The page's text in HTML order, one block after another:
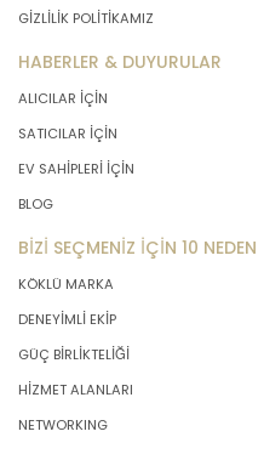
GİZLİLİK POLİTİKAMIZ
HABERLER & DUYURULAR
ALICILAR İÇİN
SATICILAR İÇİN
EV SAHİPLERİ İÇİN
BLOG
BİZİ SEÇMENİZ İÇİN 10 NEDEN
KÖKLÜ MARKA
DENEYİMLİ EKİP
GÜÇ BİRLİKTELİĞİ
HİZMET ALANLARI
NETWORKING